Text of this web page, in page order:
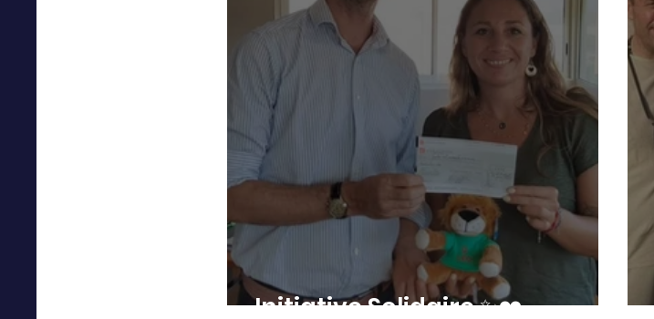
Initiative Solidaire ✨❤️